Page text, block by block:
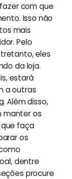
com que
Isso não
mais
Pelo
eles
da loja.
estará
a outras
. Além disso,
manter os
faça
os
dentre
procure